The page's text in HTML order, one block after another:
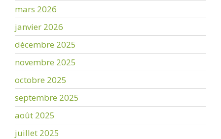
mars 2026
janvier 2026
décembre 2025
novembre 2025
octobre 2025
septembre 2025
août 2025
juillet 2025